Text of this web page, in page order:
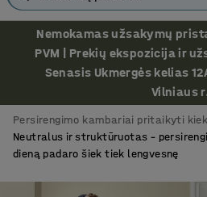
Nemokamas užsakymų
PVM | Prekių ekspozicija ir
Senasis Ukmergės kelias
Vilniaus
Persirengimo kambariai pritaikyti
Neutralus ir struktūruotas –
dieną padaro šiek tiek lengvesnę